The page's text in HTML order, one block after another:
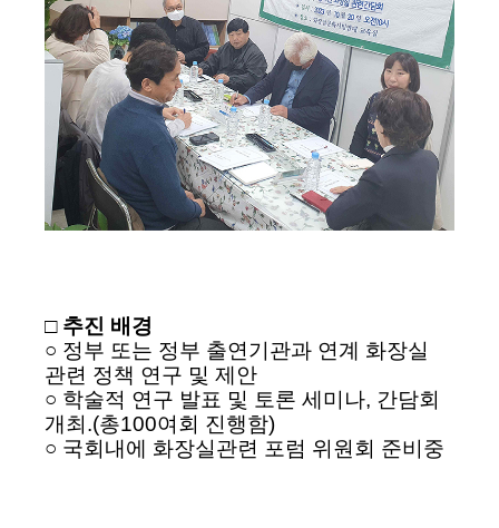
□ 추진 배경
○ 정부 또는 정부 출연기관과 연계 화장실
관련 정책 연구 및 제안
○ 학술적 연구 발표 및 토론 세미나, 간담회
개최.(총100여회 진행함)
○ 국회내에 화장실관련 포럼 위원회 준비중